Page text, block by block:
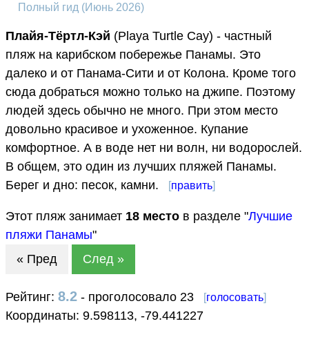
Полный гид (Июнь 2026)
Плайя-Тёртл-Кэй (Playa Turtle Cay) - частный
пляж на карибском побережье Панамы. Это
далеко и от Панама-Сити и от Колона. Кроме того
сюда добраться можно только на джипе. Поэтому
людей здесь обычно не много. При этом место
довольно красивое и ухоженное. Купание
комфортное. А в воде нет ни волн, ни водорослей.
В общем, это один из лучших пляжей Панамы.
Берег и дно: песок, камни.
править
Этот пляж занимает 18 место в разделе "Лучшие
пляжи Панамы"
« Пред
След »
Рейтинг: 8.2 - проголосовало 23 голосовать
Координаты: 9.598113, -79.441227